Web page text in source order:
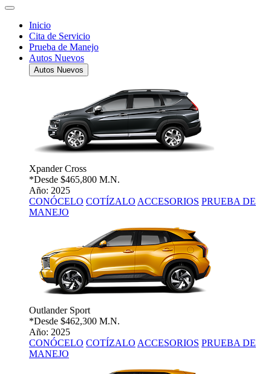
Inicio
Cita de Servicio
Prueba de Manejo
Autos Nuevos
Autos Nuevos
Xpander Cross
*Desde $465,800 M.N.
Año: 2025
CONÓCELO COTÍZALO ACCESORIOS PRUEBA DE
MANEJO
Outlander Sport
*Desde $462,300 M.N.
Año: 2025
CONÓCELO COTÍZALO ACCESORIOS PRUEBA DE
MANEJO